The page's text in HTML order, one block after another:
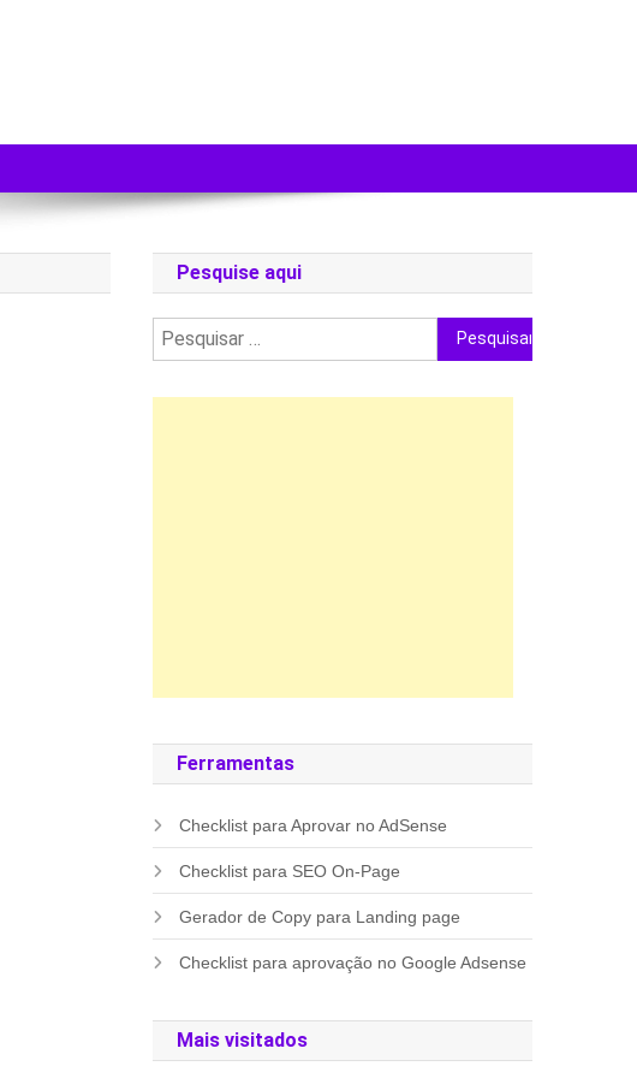
Pesquise aqui
Pesquisar
por:
Ferramentas
Checklist para Aprovar no AdSense
Checklist para SEO On-Page
Gerador de Copy para Landing page
Checklist para aprovação no Google Adsense
Mais visitados